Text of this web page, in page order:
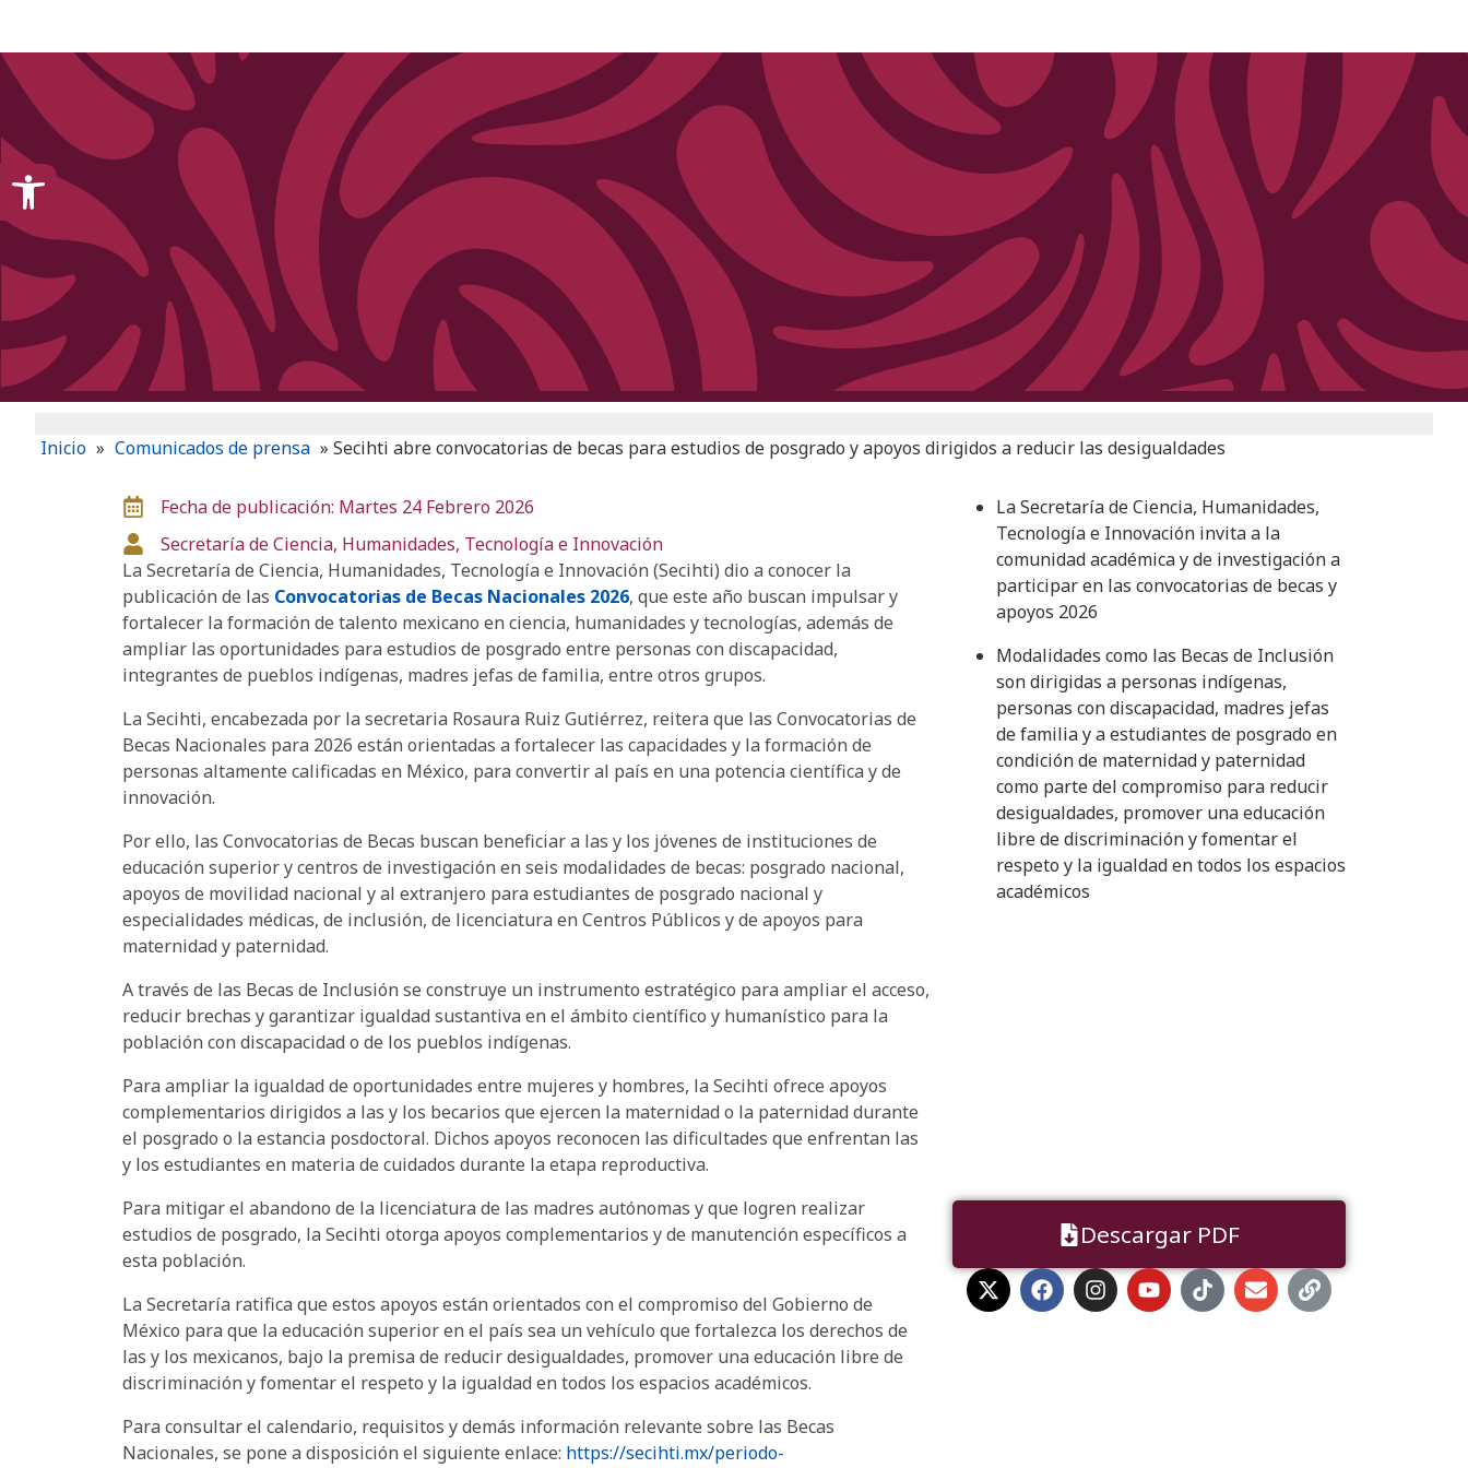
Inicio » Comunicados de prensa » Secihti abre convocatorias de becas para estudios de posgrado y apoyos dirigidos a reducir las desigualdades
Fecha de publicación: Martes 24 Febrero 2026
Secretaría de Ciencia, Humanidades, Tecnología e Innovación
La Secretaría de Ciencia, Humanidades, Tecnología e Innovación (Secihti) dio a conocer la
publicación de las Convocatorias de Becas Nacionales 2026, que este año buscan impulsar y
fortalecer la formación de talento mexicano en ciencia, humanidades y tecnologías, además de
ampliar las oportunidades para estudios de posgrado entre personas con discapacidad,
integrantes de pueblos indígenas, madres jefas de familia, entre otros grupos.
La Secihti, encabezada por la secretaria Rosaura Ruiz Gutiérrez, reitera que las Convocatorias de
Becas Nacionales para 2026 están orientadas a fortalecer las capacidades y la formación de
personas altamente calificadas en México, para convertir al país en una potencia científica y de
innovación.
Por ello, las Convocatorias de Becas buscan beneficiar a las y los jóvenes de instituciones de
educación superior y centros de investigación en seis modalidades de becas: posgrado nacional,
apoyos de movilidad nacional y al extranjero para estudiantes de posgrado nacional y
especialidades médicas, de inclusión, de licenciatura en Centros Públicos y de apoyos para
maternidad y paternidad.
A través de las Becas de Inclusión se construye un instrumento estratégico para ampliar el acceso,
reducir brechas y garantizar igualdad sustantiva en el ámbito científico y humanístico para la
población con discapacidad o de los pueblos indígenas.
Para ampliar la igualdad de oportunidades entre mujeres y hombres, la Secihti ofrece apoyos
complementarios dirigidos a las y los becarios que ejercen la maternidad o la paternidad durante
el posgrado o la estancia posdoctoral. Dichos apoyos reconocen las dificultades que enfrentan las
y los estudiantes en materia de cuidados durante la etapa reproductiva.
Para mitigar el abandono de la licenciatura de las madres autónomas y que logren realizar
estudios de posgrado, la Secihti otorga apoyos complementarios y de manutención específicos a
esta población.
La Secretaría ratifica que estos apoyos están orientados con el compromiso del Gobierno de
México para que la educación superior en el país sea un vehículo que fortalezca los derechos de
las y los mexicanos, bajo la premisa de reducir desigualdades, promover una educación libre de
discriminación y fomentar el respeto y la igualdad en todos los espacios académicos.
Para consultar el calendario, requisitos y demás información relevante sobre las Becas
Nacionales, se pone a disposición el siguiente enlace: https://secihti.mx/periodo-
La Secretaría de Ciencia, Humanidades,
Tecnología e Innovación invita a la
comunidad académica y de investigación a
participar en las convocatorias de becas y
apoyos 2026
Modalidades como las Becas de Inclusión
son dirigidas a personas indígenas,
personas con discapacidad, madres jefas
de familia y a estudiantes de posgrado en
condición de maternidad y paternidad
como parte del compromiso para reducir
desigualdades, promover una educación
libre de discriminación y fomentar el
respeto y la igualdad en todos los espacios
académicos
Descargar PDF
Open toolbar